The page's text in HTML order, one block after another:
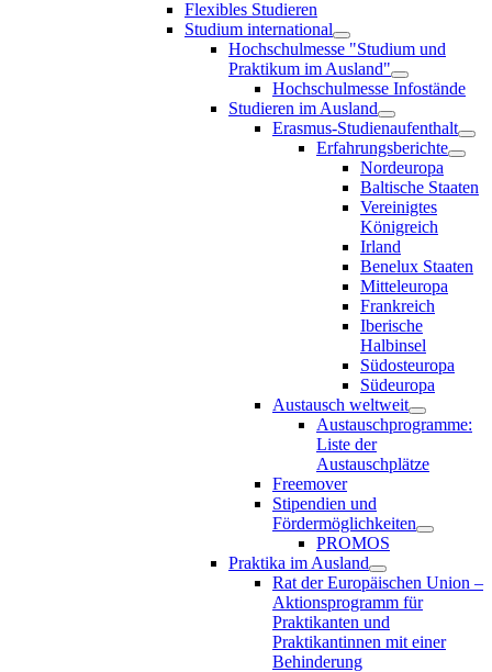
Flexibles Studieren
Studium international
Hochschulmesse "Studium und
Praktikum im Ausland"
Hochschulmesse Infostände
Studieren im Ausland
Erasmus-Studienaufenthalt
Erfahrungsberichte
Nordeuropa
Baltische Staaten
Vereinigtes
Königreich
Irland
Benelux Staaten
Mitteleuropa
Frankreich
Iberische
Halbinsel
Südosteuropa
Südeuropa
Austausch weltweit
Austauschprogramme:
Liste der
Austauschplätze
Freemover
Stipendien und
Fördermöglichkeiten
PROMOS
Praktika im Ausland
Rat der Europäischen Union –
Aktionsprogramm für
Praktikanten und
Praktikantinnen mit einer
Behinderung